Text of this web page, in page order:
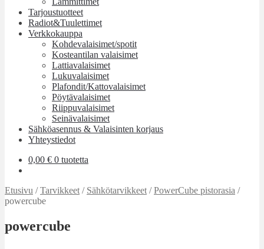
Tarjoustuotteet
Radiot&Tuulettimet
Verkkokauppa
Kohdevalaisimet/spotit
Kosteantilan valaisimet
Lattiavalaisimet
Lukuvalaisimet
Plafondit/Kattovalaisimet
Pöytävalaisimet
Riippuvalaisimet
Seinävalaisimet
Sähköasennus & Valaisinten korjaus
Yhteystiedot
0,00 € 0 tuotetta
Etusivu /Tarvikkeet / Sähkötarvikkeet /PowerCube pistorasia /
powercube
powercube